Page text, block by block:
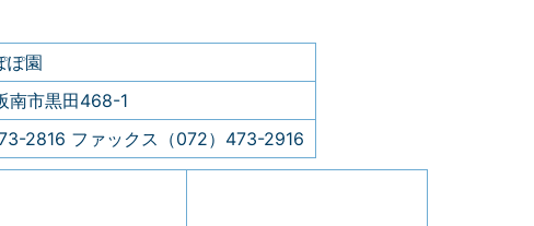
ぽ園
市黒田468-1
2816 ファックス（072）473-2916